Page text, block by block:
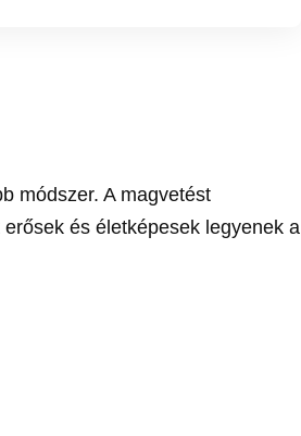
módszer. A magvetést
és életképesek legyenek a